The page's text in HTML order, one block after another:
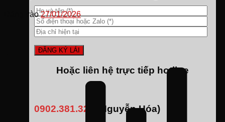
Hoặc liên hệ trực tiếp hotline
0902.381.323 (Nguyễn Hóa)
Đăng vào27/01/2026